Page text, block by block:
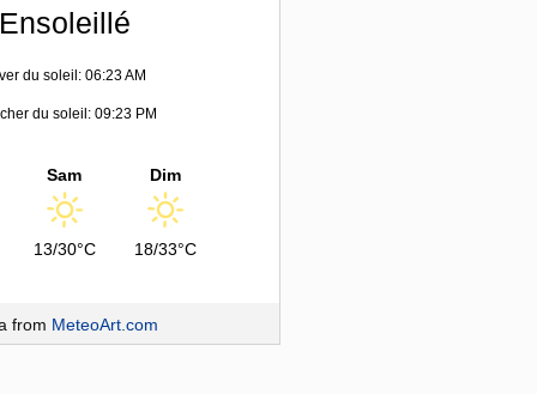
Ensoleillé
du soleil: 06:23 AM
du soleil: 09:23 PM
Sam
13/30°C
Dim
18/33°C
from MeteoArt.com